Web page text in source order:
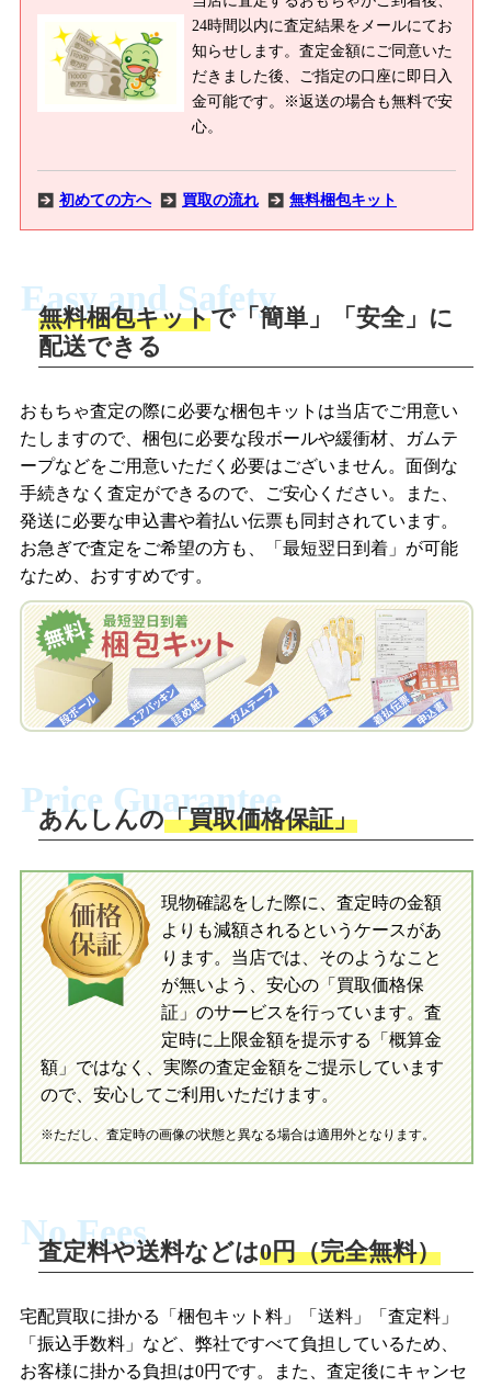
24時間以内に査定結果をメールにてお
知らせします。査定金額にご同意いた
だきました後、ご指定の口座に即日入
金可能です。※返送の場合も無料で安
心。
初めての方へ 買取の流れ 無料梱包キット
商品撮影
商品を撮影して、査定フォームから画像
を送信します。
梱包キットをメールで申し込み
査定結果をメールで確認し、梱包キット
を申し込みます。梱包キットは送料無料
でお届けします。
自宅でおもちゃを発送・梱包
梱包キットに同封する発送ガイドの手順
送。当店へ無料で発送いただけます。
入金完了
当店に査定したおもちゃがご到着後、ご
指定の口座に即日入金可能です。
買取の流れ 写真の撮影方法
LINEの友だち追加・査定画像を送信
「ジョニージョイLINE査定」を友だちに
追加し、スマートフォンなどのカメラで
撮影したおもちゃの写真をトーク中に送
梱包キットをLINEで申し込み
査定結果をLINEで確認し、梱包キットを
申し込みます。梱包キットは送料無料で
お届けします。
自宅でおもちゃを発送・梱包
ださい。お電話にて集荷依頼を行い発
送。当店へ無料で発送いただけます。
当店に査定したおもちゃがご到着後、ご
指定の口座に即日入金可能です。
初めての方へ LINE査定の流れ 写真の撮影方法
Easy and Safety
無料梱包キットで「簡単」「安全」に
配送できる
おもちゃ査定の際に必要な梱包キットは当店でご用意い
たしますので、梱包に必要な段ボールや緩衝材、ガムテ
ープなどをご用意いただく必要はございません。面倒な
手続きなく査定ができるので、ご安心ください。また、
発送に必要な申込書や着払い伝票も同封されています。
お急ぎで査定をご希望の方も、「最短翌日到着」が可能
なため、おすすめです。
Price Guarantee
あんしんの「買取価格保証」
現物確認をした際に、査定時の金額
よりも減額されるというケースがあ
ります。当店では、そのようなこと
が無いよう、安心の「買取価格保
証」のサービスを行っています。査
定時に上限金額を提示する「概算金
額」ではなく、実際の査定金額をご提示しています
ので、安心してご利用いただけます。
※ただし、査定時の画像の状態と異なる場合は適用外となります。
No Fees
査定料や送料などは0円（完全無料）
宅配買取に掛かる「梱包キット料」「送料」「査定料」
「振込手数料」など、弊社ですべて負担しているため、
お客様に掛かる負担は0円です。また、査定後にキャンセ